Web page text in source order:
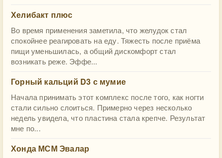
Хелибакт плюс
Во время применения заметила, что желудок стал
спокойнее реагировать на еду. Тяжесть после приёма
пищи уменьшилась, а общий дискомфорт стал
возникать реже. Эффе...
Горный кальций D3 с мумие
Начала принимать этот комплекс после того, как ногти
стали сильно слоиться. Примерно через несколько
недель увидела, что пластина стала крепче. Результат
мне по...
Хонда МСМ Эвалар